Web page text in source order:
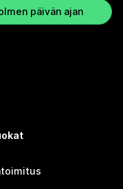
päivän ajan